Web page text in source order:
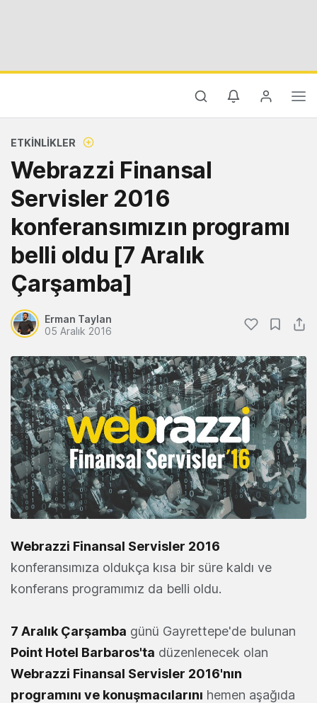
ETKINLIKLER
Webrazzi Finansal
Servisler 2016
konferansımızın programı
belli oldu [7 Aralık
Çarşamba]
Erman Taylan
05 Aralık 2016
Webrazzi Finansal Servisler 2016
konferansımıza oldukça kısa bir süre kaldı ve
konferans programımız da belli oldu.
7 Aralık Çarşamba günü Gayrettepe'de bulunan
Point Hotel Barbaros'ta düzenlenecek olan
Webrazzi Finansal Servisler 2016'nın
programını ve konuşmacılarını hemen aşağıda